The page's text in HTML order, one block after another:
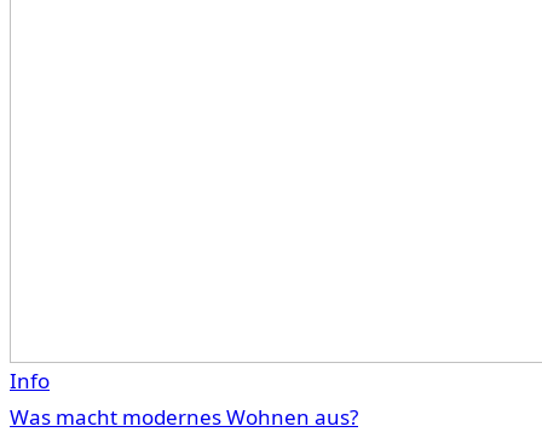
Info
Was macht modernes Wohnen aus?